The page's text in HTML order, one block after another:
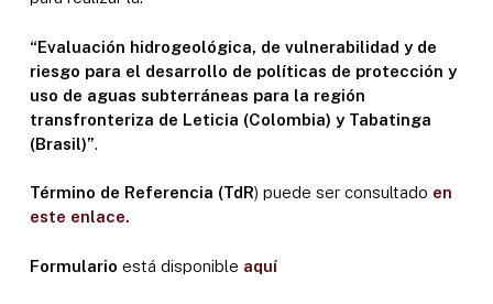
“Evaluación hidrogeológica, de vulnerabilidad y de
riesgo para el desarrollo de políticas de protección y
uso de aguas subterráneas para la región
transfronteriza de Leticia (Colombia) y Tabatinga
(Brasil)”.
Término de Referencia (TdR) puede ser consultado en
este enlace.
Formulario está disponible aquí